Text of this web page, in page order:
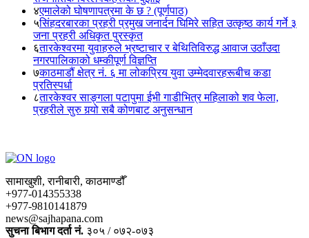
४एमालेको घोषणापत्रमा के छ ? (पूर्णपाठ)
५सिंहदरबारका प्रहरी प्रमुख जनार्दन घिमिरे सहित उत्कृष्ठ कार्य गर्ने ३
जना प्रहरी अधिकृत पुरस्कृत
६तारकेश्वरमा युवाहरुले भ्रष्टाचार र बेथितिविरुद्ध आवाज उठाँउदा
नगरपालिकाको धम्कीपूर्ण विज्ञप्ति
७काठमाडौं क्षेत्र नं. ६ मा लोकप्रिय युवा उम्मेदवारहरूबीच कडा
प्रतिस्पर्धा
८तारकेश्वर साङ्गला पटापुमा ईभी गाडीभित्र महिलाको शव फेला,
प्रहरीले सुरु गर्‍यो सबै कोणबाट अनुसन्धान
सामाखुशी, रानीबारी, काठमाण्डौँ
+977-014355338
+977-9810141879
news@sajhapana.com
सुचना बिभाग दर्ता नं. ३०५ / ०७२-०७३